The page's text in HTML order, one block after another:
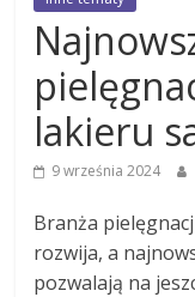
lakieru
9 września 2024
Branża
rozwija, a
pozwalają na